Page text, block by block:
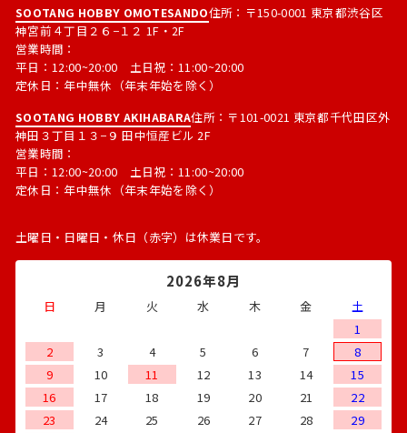
SOOTANG HOBBY OMOTESANDO住所：〒150-0001 東京都渋谷区
神宮前４丁目２６−１２ 1F・2F
営業時間：
平日：12:00~20:00 土日祝：11:00~20:00
定休日：年中無休（年末年始を除く）
SOOTANG HOBBY AKIHABARA住所：〒101-0021 東京都千代田区外
神田３丁目１３−９ 田中恒産ビル 2F
営業時間：
平日：12:00~20:00 土日祝：11:00~20:00
定休日：年中無休（年末年始を除く）
土曜日・日曜日・休日（赤字）は休業日です。
2026年8月
日 月 火 水 木 金
土
1
2
3 4 5 6 7
8
9
10 11 12 13 14
15
16
17 18 19 20 21
22
23
24 25 26 27 28
29